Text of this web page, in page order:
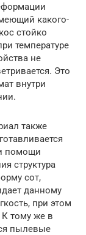
какого-
стойко
температуре
не
Это
внутри
также
помощи
структура
сот,
данному
при этом
К тому же в
пылевые